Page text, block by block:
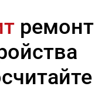
ремонт